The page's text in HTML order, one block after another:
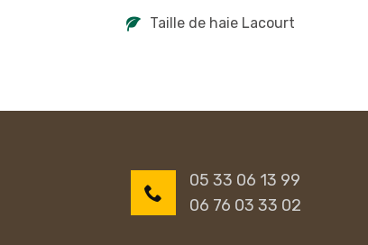
Taille de haie Lacourt
05 33 06 13 99
06 76 03 33 02